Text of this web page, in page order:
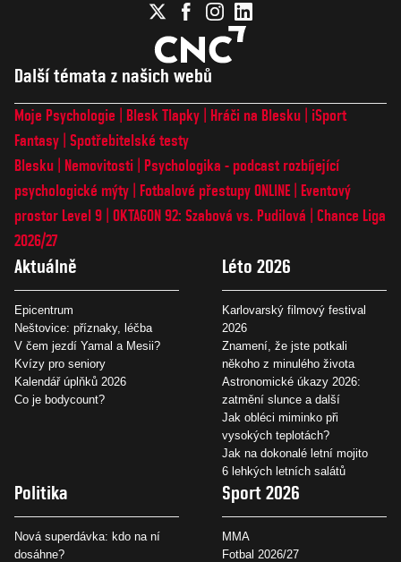
Další témata z našich webů
Moje Psychologie Blesk Tlapky Hráči na Blesku
iSport
Fantasy Spotřebitelské testy
Blesku
Nemovitosti
Psychologika - podcast rozbíjející
psychologické mýty
Fotbalové přestupy ONLINE
Eventový
prostor Level 9 OKTAGON 92: Szabová vs. Pudilová
Chance Liga
2026/27
Aktuálně
Epicentrum
Neštovice: příznaky, léčba
V čem jezdí Yamal a Mesii?
Kvízy pro seniory
Kalendář úplňků 2026
Co je bodycount?
Léto 2026
Karlovarský filmový festival
2026
Znamení, že jste potkali
někoho z minulého života
Astronomické úkazy 2026:
zatmění slunce a další
Jak obléci miminko při
vysokých teplotách?
Jak na dokonalé letní mojito
6 lehkých letních salátů
Politika
Nová superdávka: kdo na ní
dosáhne?
Sport 2026
MMA
Fotbal 2026/27